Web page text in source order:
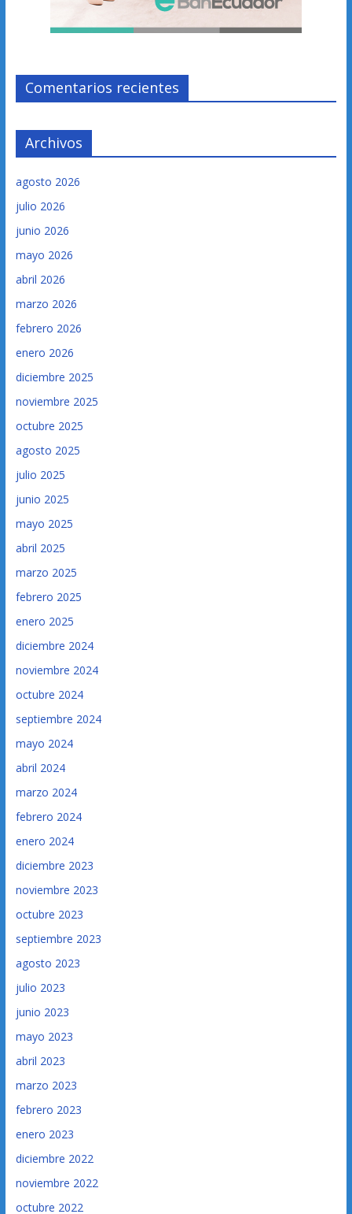
Comentarios recientes
Archivos
agosto 2026
julio 2026
junio 2026
mayo 2026
abril 2026
marzo 2026
febrero 2026
enero 2026
diciembre 2025
noviembre 2025
octubre 2025
agosto 2025
julio 2025
junio 2025
mayo 2025
abril 2025
marzo 2025
febrero 2025
enero 2025
diciembre 2024
noviembre 2024
octubre 2024
septiembre 2024
mayo 2024
abril 2024
marzo 2024
febrero 2024
enero 2024
diciembre 2023
noviembre 2023
octubre 2023
septiembre 2023
agosto 2023
julio 2023
junio 2023
mayo 2023
abril 2023
marzo 2023
febrero 2023
enero 2023
diciembre 2022
noviembre 2022
octubre 2022